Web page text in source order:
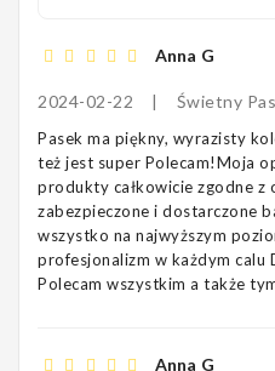
Anna G
2024-02-22 | Świetny
Pasek ma piękny, wyrazisty
też jest super Polecam!Moja
produkty całkowicie zgodne z
zabezpieczone i dostarczone
wszystko na najwyższym
profesjonalizm w każdym calu
Polecam wszystkim a także
Anna G